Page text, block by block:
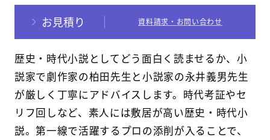
受講の流れ
ニュース
資料請求／お問い合わせ
お見積り 資料請求・お問い合わせ
歴史・時代小説としてどう面白く読ませるか、小
説家で劇作家の柏田先生と小説家の永井義男先生
が厳しく丁寧にアドバイスします。時代考証やセ
リフ回しなど、素人には敷居が高い歴史・時代小
説。第一線で活躍するプロの添削が入ることで、